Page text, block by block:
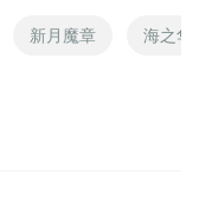
新月魔章 海之华